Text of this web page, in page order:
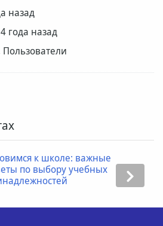
назад
4 года назад
к школе: важные
по выбору учебных